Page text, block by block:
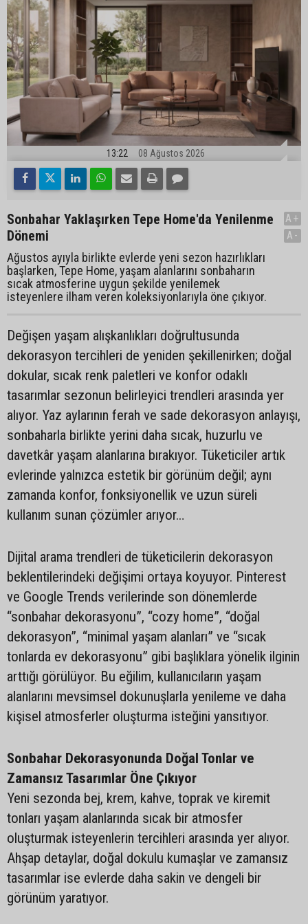
13:22 08 Ağustos 2026
Sonbahar Yaklaşırken Tepe Home'da Yenilenme
Dönemi
Ağustos ayıyla birlikte evlerde yeni sezon hazırlıkları
başlarken, Tepe Home, yaşam alanlarını sonbaharın
sıcak atmosferine uygun şekilde yenilemek
isteyenlere ilham veren koleksiyonlarıyla öne çıkıyor.
A+
A-
Değişen yaşam alışkanlıkları doğrultusunda
dekorasyon tercihleri de yeniden şekillenirken; doğal
dokular, sıcak renk paletleri ve konfor odaklı
tasarımlar sezonun belirleyici trendleri arasında yer
alıyor. Yaz aylarının ferah ve sade dekorasyon anlayışı,
sonbaharla birlikte yerini daha sıcak, huzurlu ve
davetkâr yaşam alanlarına bırakıyor. Tüketiciler artık
evlerinde yalnızca estetik bir görünüm değil; aynı
zamanda konfor, fonksiyonellik ve uzun süreli
kullanım sunan çözümler arıyor…
Dijital arama trendleri de tüketicilerin dekorasyon
beklentilerindeki değişimi ortaya koyuyor. Pinterest
ve Google Trends verilerinde son dönemlerde
“sonbahar dekorasyonu”, “cozy home”, “doğal
dekorasyon”, “minimal yaşam alanları” ve “sıcak
tonlarda ev dekorasyonu” gibi başlıklara yönelik ilginin
arttığı görülüyor. Bu eğilim, kullanıcıların yaşam
alanlarını mevsimsel dokunuşlarla yenileme ve daha
kişisel atmosferler oluşturma isteğini yansıtıyor.
Sonbahar Dekorasyonunda Doğal Tonlar ve
Zamansız Tasarımlar Öne Çıkıyor
Yeni sezonda bej, krem, kahve, toprak ve kiremit
tonları yaşam alanlarında sıcak bir atmosfer
oluşturmak isteyenlerin tercihleri arasında yer alıyor.
Ahşap detaylar, doğal dokulu kumaşlar ve zamansız
tasarımlar ise evlerde daha sakin ve dengeli bir
görünüm yaratıyor.